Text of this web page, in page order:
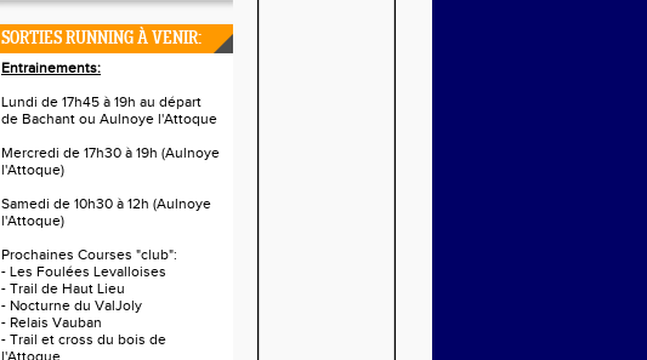
SORTIES RUNNING À VENIR:
Entrainements:
Lundi de 17h45 à 19h au départ
de Bachant ou Aulnoye l'Attoque
Mercredi de 17h30 à 19h (Aulnoye
l'Attoque)
Samedi de 10h30 à 12h (Aulnoye
l'Attoque)
Prochaines Courses "club":
- Les Foulées Levalloises
- Trail de Haut Lieu
- Nocturne du ValJoly
- Relais Vauban
- Trail et cross du bois de
l'Attoque